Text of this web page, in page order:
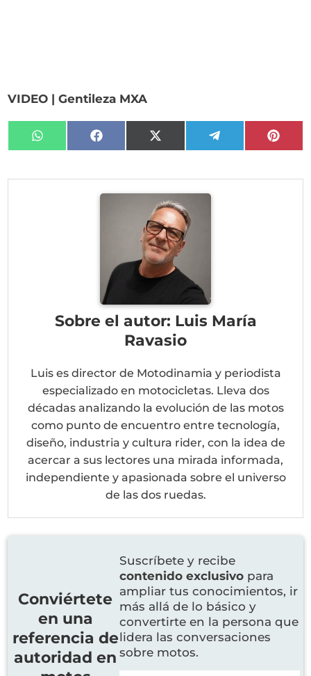
VIDEO | Gentileza MXA
Compartir
en
Compartir
en
Compartir
en
(Twitter)
Compartir
en
en
Sobre el autor: Luis María
Ravasio
Luis es director de Motodinamia y periodista
especializado en motocicletas. Lleva dos
décadas analizando la evolución de las motos
como punto de encuentro entre tecnología,
diseño, industria y cultura rider, con la idea de
acercar a sus lectores una mirada informada,
independiente y apasionada sobre el universo
de las dos ruedas.
Conviértete
en una
referencia de
autoridad en
Suscríbete y recibe
contenido exclusivo para
ampliar tus conocimientos, ir
más allá de lo básico y
convertirte en la persona que
lidera las conversaciones
sobre motos.